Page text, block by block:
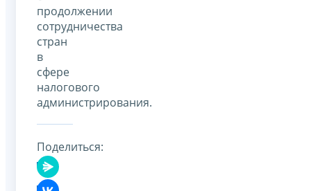
продолжении
сотрудничества
стран
в
сфере
налогового
администрирования.
Поделиться: